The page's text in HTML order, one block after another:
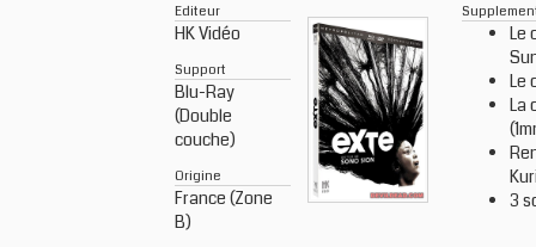
Editeur
HK Vidéo
Support
Blu-Ray
(Double
couche)
Origine
France (Zone
B)
Le
Le
La
3